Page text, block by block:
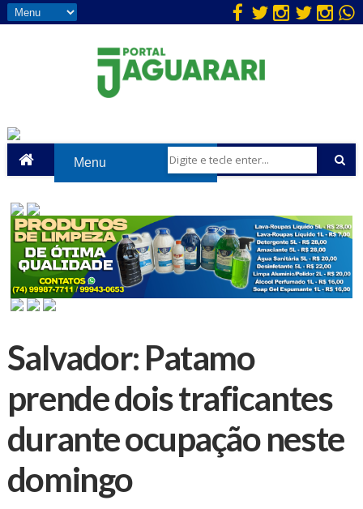
Salvador: Patamo
prende dois traficantes
durante ocupação neste
domingo